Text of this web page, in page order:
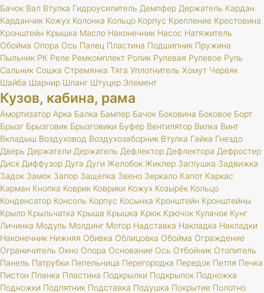
Бачок Вал Втулка Гидроусилитель Демпфер Держатель Кардан
Карданчик Кожух Колонка Кольцо Корпус Крепление Крестовина
Кронштейн Крышка Масло Наконечник Насос Натяжитель
Обойма Опора Ось Палец Пластина Подшипник Пружина
Пыльник РК Реле Ремкомплект Ролик Рулевая Рулевое Руль
Сальник Сошка Стремянка Тяга Уплотнитель Хомут Червяк
Шайба Шарнир Шланг Штуцер Элемент
Кузов, кабина, рама
Амортизатор Арка Балка Бампер Бачок Боковина Боковое Борт
Брызг Брызговик Брызговики Буфер Вентилятор Вилка Винт
Вкладыш Воздуховод Воздухозаборник Втулка Гайка Гнездо
Дверь Держатели Держатель Дефлектор Дефлектора Дефростер
Диск Диффузор Дуга Дуги Желобок Жиклер Заглушка Задвижка
Задок Замок Запор Защелка Звено Зеркало Капот Каркас
Карман Кнопка Коврик Коврики Кожух Козырёк Кольцо
Конденсатор Консоль Корпус Косынка Кронштейн Кронштейны
Крыло Крыльчатка Крыша Крышка Крюк Крючок Кулачок Кунг
Личинка Модуль Молдинг Мотор Надставка Накладка Накладки
Наконечник Нижняя Обивка Облицовка Обойма Ограждение
Ограничитель Окно Опора Основание Ось Отбойник Отопитель
Панель Патрубки Пепельница Перегородка Передок Петля Печка
Пистон Планка Пластина Подкрылки Подкрылок Подножка
Подножки Подпятник Подставка Подушка Покрытие Полотно